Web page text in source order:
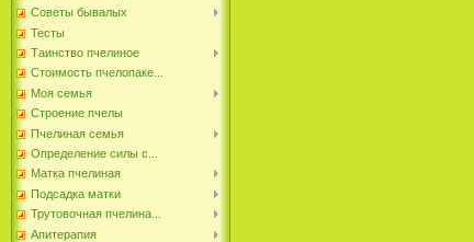
Советы бывалых
Тесты
Таинство пчелиное
Стоимость пчелопаке...
Моя семья
Строение пчелы
Пчелиная семья
Определение силы с...
Матка пчелиная
Подсадка матки
Трутовочная пчелина...
Апитерапия